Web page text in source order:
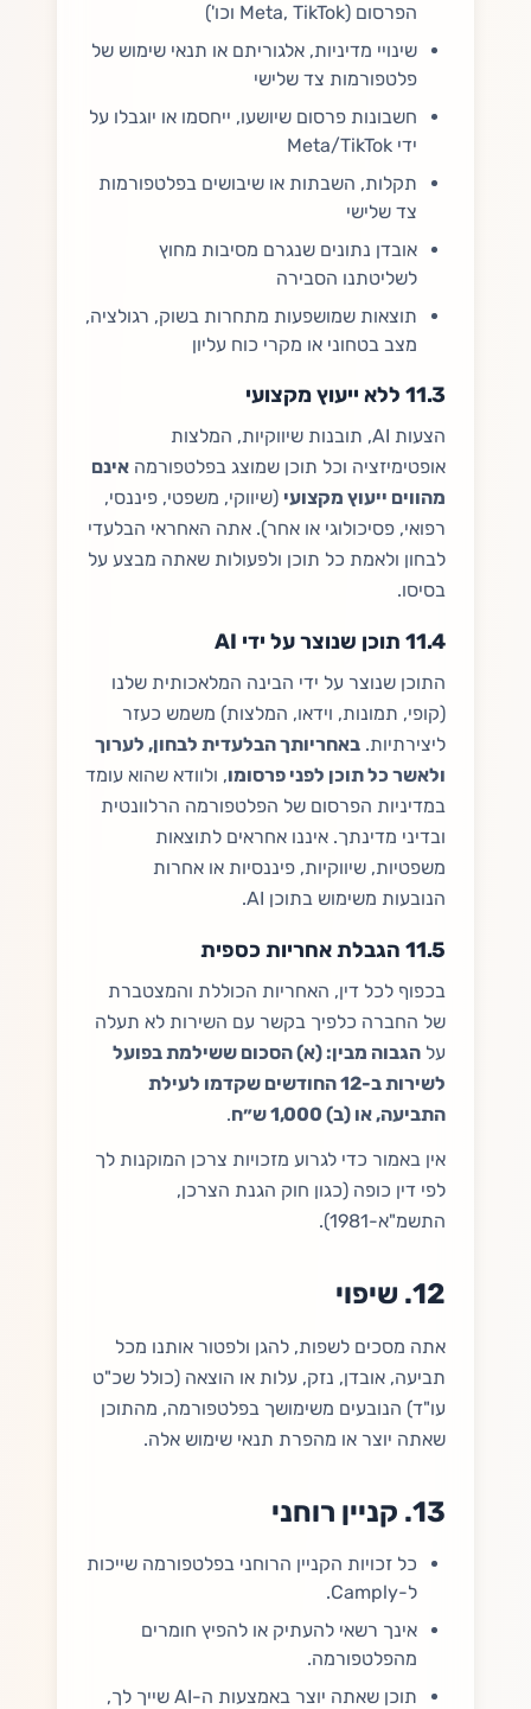
הפרסום (Meta, TikTok וכו')
שינויי מדיניות, אלגוריתם או תנאי שימוש של
פלטפורמות צד שלישי
חשבונות פרסום שיושעו, ייחסמו או יוגבלו על
ידי Meta/TikTok
תקלות, השבתות או שיבושים בפלטפורמות
צד שלישי
אובדן נתונים שנגרם מסיבות מחוץ
לשליטתנו הסבירה
תוצאות שמושפעות מתחרות בשוק, רגולציה,
מצב בטחוני או מקרי כוח עליון
11.3 ללא ייעוץ מקצועי
הצעות AI, תובנות שיווקיות, המלצות
אופטימיזציה וכל תוכן שמוצג בפלטפורמה אינם
מהווים ייעוץ מקצועי (שיווקי, משפטי, פיננסי,
רפואי, פסיכולוגי או אחר). אתה האחראי הבלעדי
לבחון ולאמת כל תוכן ולפעולות שאתה מבצע על
בסיסו.
11.4 תוכן שנוצר על ידי AI
התוכן שנוצר על ידי הבינה המלאכותית שלנו
(קופי, תמונות, וידאו, המלצות) משמש כעזר
ליצירתיות. באחריותך הבלעדית לבחון, לערוך
ולאשר כל תוכן לפני פרסומו, ולוודא שהוא עומד
במדיניות הפרסום של הפלטפורמה הרלוונטית
ובדיני מדינתך. איננו אחראים לתוצאות
משפטיות, שיווקיות, פיננסיות או אחרות
הנובעות משימוש בתוכן AI.
11.5 הגבלת אחריות כספית
בכפוף לכל דין, האחריות הכוללת והמצטברת
של החברה כלפיך בקשר עם השירות לא תעלה
על הגבוה מבין: (א) הסכום ששילמת בפועל
לשירות ב-12 החודשים שקדמו לעילת
התביעה, או (ב) 1,000 ש״ח
.
אין באמור כדי לגרוע מזכויות צרכן המוקנות לך
לפי דין כופה (כגון חוק הגנת הצרכן,
התשמ"א-1981).
12. שיפוי
אתה מסכים לשפות, להגן ולפטור אותנו מכל
תביעה, אובדן, נזק, עלות או הוצאה (כולל שכ"ט
עו"ד) הנובעים משימושך בפלטפורמה, מהתוכן
שאתה יוצר או מהפרת תנאי שימוש אלה.
13. קניין רוחני
כל זכויות הקניין הרוחני בפלטפורמה שייכות
ל-Camply.
אינך רשאי להעתיק או להפיץ חומרים
מהפלטפורמה.
תוכן שאתה יוצר באמצעות ה-AI שייך לך,